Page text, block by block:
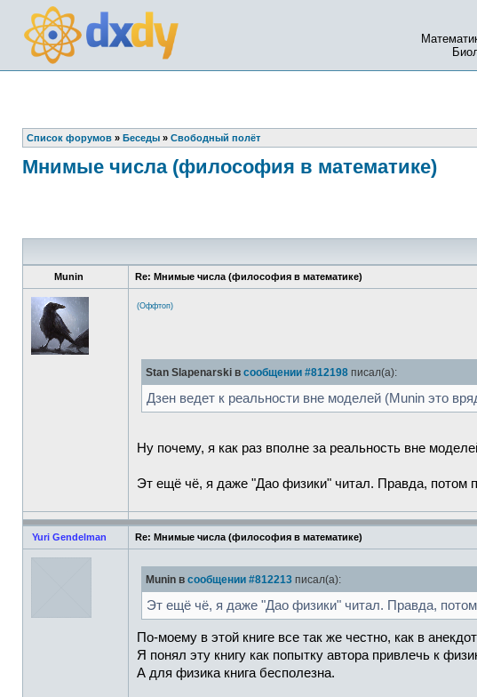
Список форумов » Беседы » Свободный полёт
Мнимые числа (философия в математике)
Munin Re: Мнимые числа (философия в математике)
(Оффтоп)
Stan Slapenarski в сообщении #812198 писал(а):
Дзен ведет к реальности вне моделей (Munin это
Ну почему, я как раз вполне за реальность вне
Эт ещё чё, я даже "Дао физики" читал. Правда, потом
Yuri Gendelman Re: Мнимые числа (философия в математике)
Munin в сообщении #812213 писал(а):
Эт ещё чё, я даже "Дао физики" читал. Правда,
По-моему в этой книге все так же честно, как в
Я понял эту книгу как попытку автора привлечь к
А для физика книга бесполезна.